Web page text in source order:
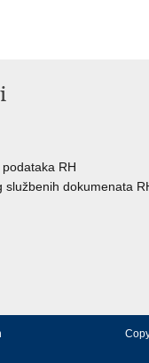
RH
službenih dokumenata